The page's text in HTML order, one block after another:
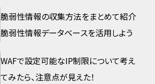
脆弱性情報の収集方法をまとめて紹介
脆弱性情報データベースを活用しよう
WAFで設定可能なIP制限について考え
てみたら、注意点が見えた！